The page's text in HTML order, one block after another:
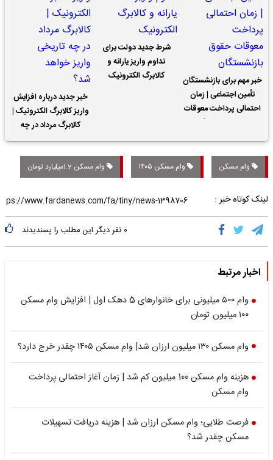
خبر مهم برای بازنشستگان
تأمین اجتماعی | زمان
احتمالی پرداخت معوقات
شرط جدید دولت برای
تداوم واریز یارانه و
کالابرگ الکترونیک
خبر جدید درباره افزایش
واریز کالابرگ الکترونیک |
کالابرگ مرداد در چه
تاریخی واریز خواهد شد؟
وام مسکن وام مسکن ۱۴۰۵ وام مسکن 1.2میلیارد تومان
لینک کوتاه خبر :
۰ نفر دیگر این مطلب را پسندیدند
اخبار مرتبط
وام ۵۰۰ میلیونی برای خانوارهای 5 دهک اول | افزایش وام مسکن
۱۰۰ میلیون تومان
وام مسکن ۱۳۰ میلیون ارزان شد| وام مسکن ۱۴۰۵ چقدر خرج دارد؟
هزینه وام مسکن 100 میلیون کم شد | زمان آغاز احتمالی پرداخت
وام مسکن
فرصت طلایی؛ وام مسکن ارزان شد | هزینه دریافت تسهیلات
مسکن چقدر شد؟